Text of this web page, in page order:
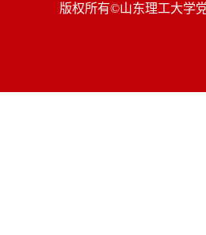
版权所有©山东理工大学